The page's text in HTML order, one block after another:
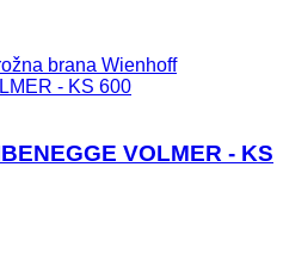
brana Wienhoff
- KS 600
VOLMER - KS